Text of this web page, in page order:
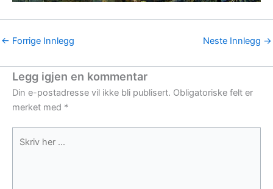
← Forrige Innlegg Neste Innlegg →
Legg igjen en kommentar
Din e-postadresse vil ikke bli publisert. Obligatoriske felt er
merket med *